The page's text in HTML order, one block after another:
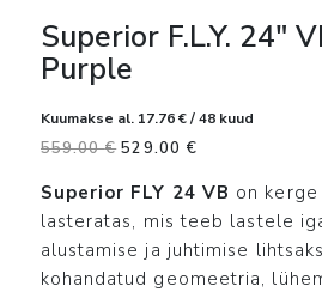
Superior F.L.Y. 24″
Purple
Kuumakse al. 17.76€/ 48 kuud
559.00€ Algne
oli:
559.00 €.
529.00 €
is:
529.00 €.
Superior FLY 24 VB on
lasteratas, mis teeb lastele
alustamise ja juhtimise
kohandatud geomeetria,